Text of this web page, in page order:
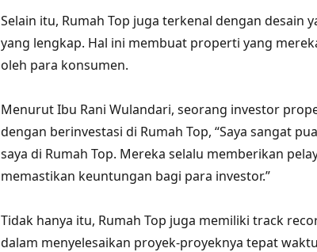
Selain itu, Rumah Top juga terkenal dengan desain
yang lengkap. Hal ini membuat properti yang
oleh para konsumen.
Menurut Ibu Rani Wulandari, seorang investor
dengan berinvestasi di Rumah Top, “Saya sangat
saya di Rumah Top. Mereka selalu memberikan
memastikan keuntungan bagi para investor.”
Tidak hanya itu, Rumah Top juga memiliki track
dalam menyelesaikan proyek-proyeknya tepat